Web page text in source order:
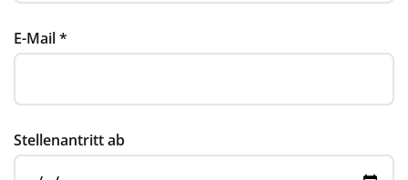
E-Mail*
Stellenantritt ab